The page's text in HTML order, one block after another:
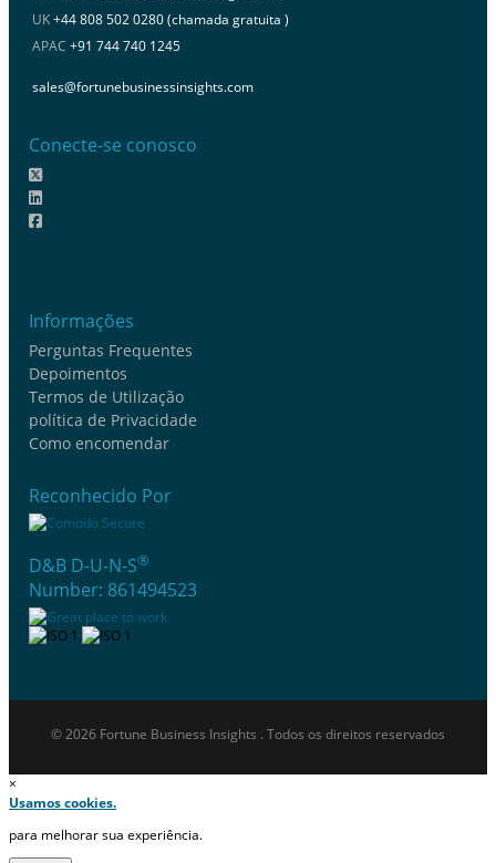
UK+44 808 502 0280 (chamada gratuita )
APAC +91 744 740 1245
sales@fortunebusinessinsights.com
Conecte-se conosco
Informações
Perguntas Frequentes
Depoimentos
Termos de Utilização
política de Privacidade
Como encomendar
Reconhecido Por
D&B D-U-N-S®
Number: 861494523
© 2026 Fortune Business Insights . Todos os direitos reservados
×
Usamos cookies.
para melhorar sua experiência.